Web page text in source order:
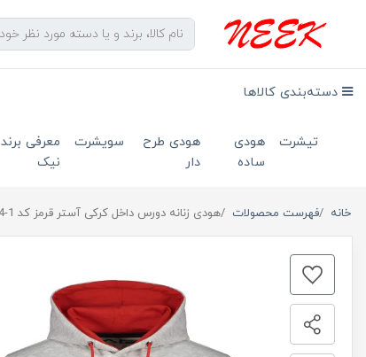
دسته‌بندی کالاها
تیشرت
هودی
ساده
هودی طرح
دار
سویشرت
معرفی برند
نیک
خانه فهرست محصولات هودی زنانه دورس داخل کرکی آستر قرمز کد 1-794